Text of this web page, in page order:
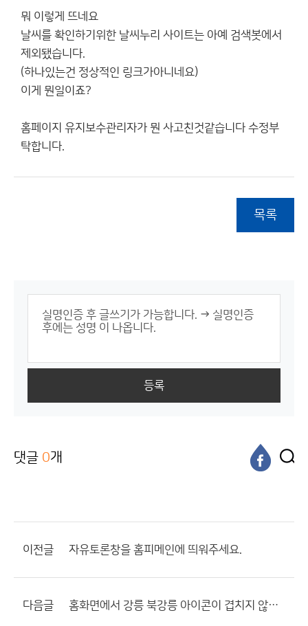
뭐 이렇게 뜨네요
날씨를 확인하기위한 날씨누리 사이트는 아예 검색봇에서
제외됐습니다.
(하나있는건 정상적인 링크가아니네요)
이게 뭔일이죠?
홈페이지 유지보수관리자가 뭔 사고친것같습니다 수정부
탁합니다.
목록
등록
댓글 0개
이전글 자유토론창을 홈피메인에 띄워주세요.
다음글 홈화면에서 강릉 북강릉 아이콘이 겹치지 않게 해주세